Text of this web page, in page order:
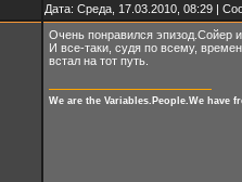
Дата: Среда, 17.03.2010, 08:29 |
Очень понравился эпизод.Сойер
И все-таки, судя по всему,
встал на тот путь.
We are the Variables.People.We have